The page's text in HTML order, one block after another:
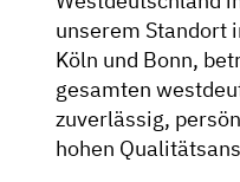
unserem Standort
Köln und Bonn,
gesamten
zuverlässig,
hohen